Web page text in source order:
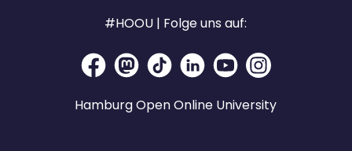
#HOOU | Folge uns auf:
Hamburg Open Online University